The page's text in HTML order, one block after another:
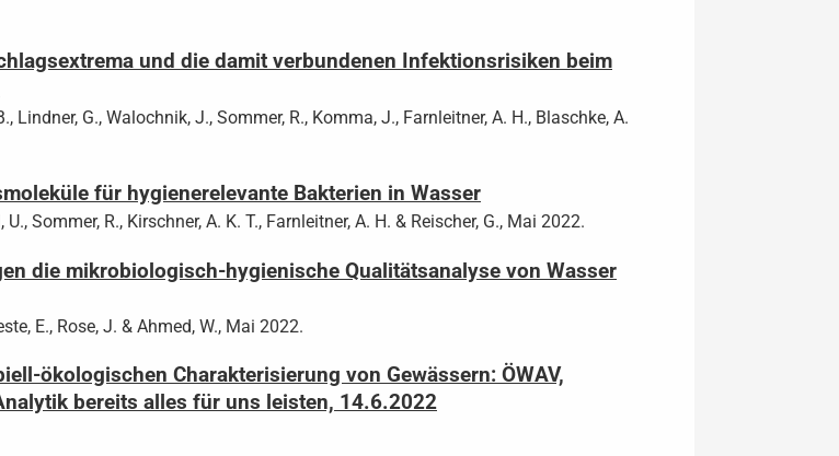
und die damit verbundenen Infektionsrisiken beim
Lindner, G., Walochnik, J., Sommer, R., Komma, J., Farnleitner, A. H., Blaschke, A.
für hygienerelevante Bakterien in Wasser
Sommer, R., Kirschner, A. K. T., Farnleitner, A. H. & Reischer, G., Mai 2022.
die mikrobiologisch-hygienische Qualitätsanalyse von Wasser
E., Rose, J. & Ahmed, W., Mai 2022.
ökologischen Charakterisierung von Gewässern: ÖWAV,
bereits alles für uns leisten, 14.6.2022